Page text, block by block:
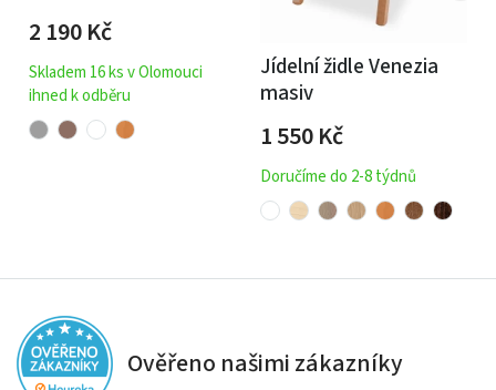
2 190Kč
Skladem 16 ks v Olomouci
ihned k odběru
Jídelní židle Venezia
masiv
1 550Kč
Doručíme do 2-8 týdnů
Ověřeno našimi zákazníky